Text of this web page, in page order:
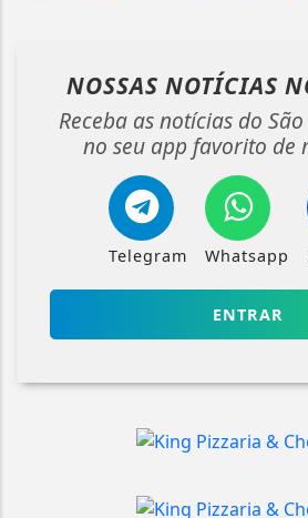
NOSSAS NOTÍCIAS
Receba as notícias do
no seu app favorito de
Telegram Whatsapp
ENTRAR